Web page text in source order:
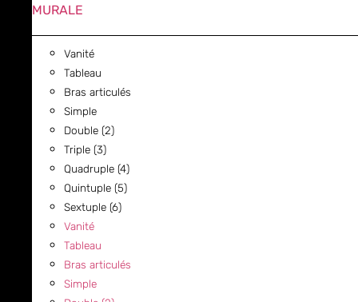
MURALE
Vanité
Tableau
Bras articulés
Simple
Double (2)
Triple (3)
Quadruple (4)
Quintuple (5)
Sextuple (6)
Vanité
Tableau
Bras articulés
Simple